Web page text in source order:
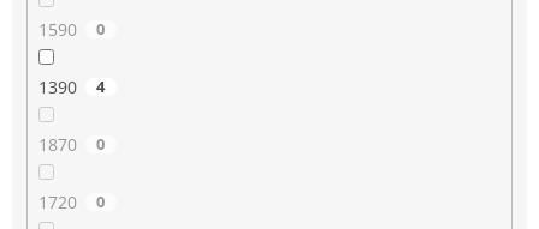
1590 0
1390 4
1870 0
1720 0